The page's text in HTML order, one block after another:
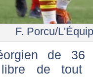
F. Porcu/
de 36
de tout